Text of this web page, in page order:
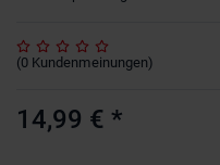
(0 Kundenmeinungen)
14,99 € *